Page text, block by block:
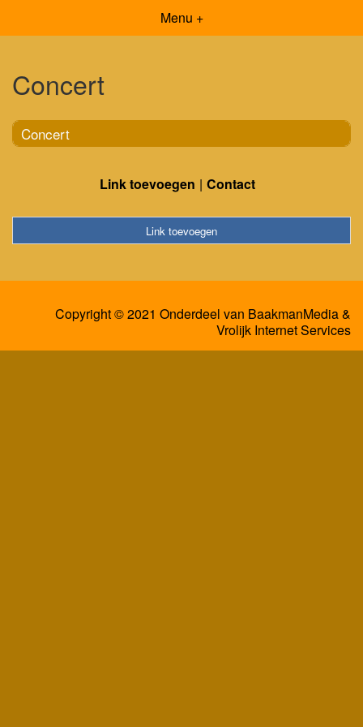
Menu +
Concert
Concert
Link toevoegen Contact
Link toevoegen
Copyright © 2021 Onderdeel van BaakmanMedia&
Vrolijk Internet Services